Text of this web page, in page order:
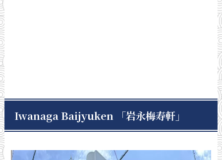
Iwanaga Baijyuken 「岩永梅寿軒 」